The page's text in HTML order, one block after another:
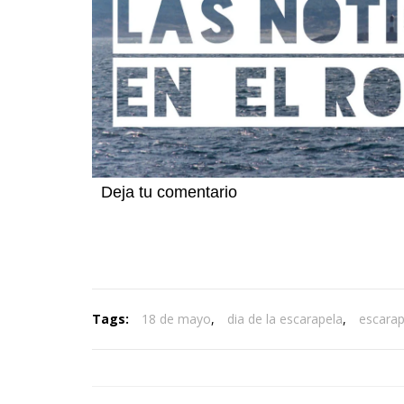
Deja tu comentario
Tags: 18 de mayo, dia de la escarapela,